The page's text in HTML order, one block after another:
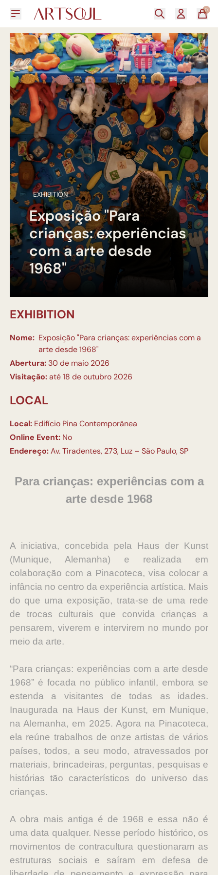
0
EXHIBITION
Exposição "Para
crianças: experiências
com a arte desde
1968"
EXHIBITION
Nome: Exposição "Para crianças: experiências com a
arte desde 1968"
Abertura: 30 de maio 2026
Visitação:até 18 de outubro 2026
LOCAL
Local: Edifício Pina Contemporânea
Online Event: No
Endereço:Av. Tiradentes, 273, Luz – São Paulo, SP
Para crianças: experiências com a
arte desde 1968
A iniciativa, concebida pela Haus der Kunst
(Munique, Alemanha) e realizada em
colaboração com a Pinacoteca, visa colocar a
infância no centro da experiência artística. Mais
do que uma exposição, trata-se de uma rede
de trocas culturais que convida crianças a
pensarem, viverem e intervirem no mundo por
meio da arte.
“Para crianças: experiências com a arte desde
1968” é focada no público infantil, embora se
estenda a visitantes de todas as idades.
Inaugurada na Haus der Kunst, em Munique,
na Alemanha, em 2025. Agora na Pinacoteca,
ela reúne trabalhos de onze artistas de vários
países, todos, a seu modo, atravessados por
materiais, brincadeiras, perguntas, pesquisas e
histórias tão característicos do universo das
crianças.
A obra mais antiga é de 1968 e essa não é
uma data qualquer. Nesse período histórico, os
movimentos de contracultura questionaram as
estruturas sociais e saíram em defesa de